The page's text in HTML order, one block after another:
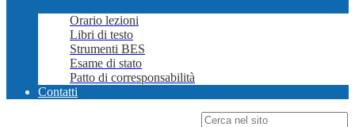
Orario lezioni
Libri di testo
Strumenti BES
Esame di stato
Patto di corresponsabilità
Contatti